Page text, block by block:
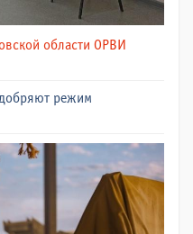
области ОРВИ
режим